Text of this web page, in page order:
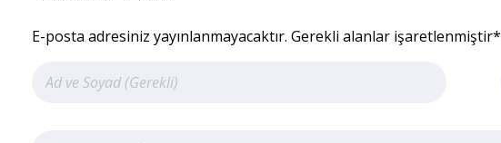
E-posta adresiniz yayınlanmayacaktır. Gerekli alanlar işaretlenmiştir*